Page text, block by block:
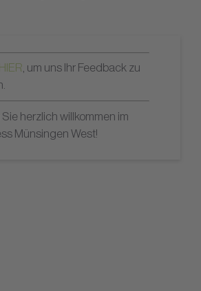
HIER, um uns Ihr Feedback zu
herzlich willkommen im
Münsingen West!